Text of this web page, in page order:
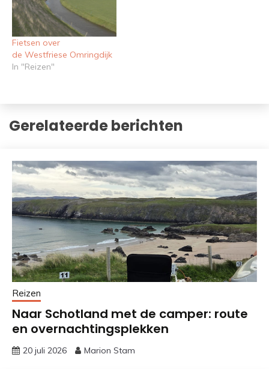
Fietsen over
de Westfriese Omringdijk
In "Reizen"
Gerelateerde berichten
Reizen
Naar Schotland met de camper: route
en overnachtingsplekken
20 juli 2026 Marion Stam